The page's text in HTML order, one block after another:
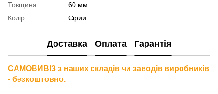
Товщина
60 мм
Колір
Сірий
Доставка Оплата Гарантія
САМОВИВІЗ з наших складів чи заводів виробників
- безкоштовно.